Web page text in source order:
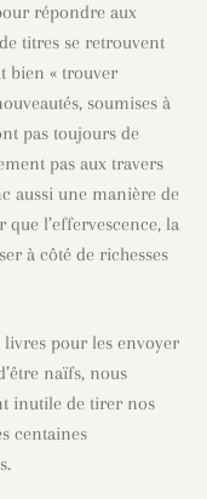
répondre aux
titres se retrouvent
bien « trouver
soumises à
pas toujours de
pas aux travers
aussi une manière de
l’effervescence, la
à côté de richesses
livres pour les envoyer
naïfs, nous
inutile de tirer nos
centaines